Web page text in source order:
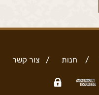
/ חנות / צור קשר